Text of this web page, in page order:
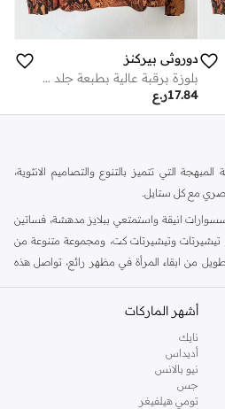
دوروثي بيركنز
بلوزة برقبة عالية بطبعة جلد الثعبان
ر.ع17.84
المبهجة التي تتميز بالتنوع والتصاميم الانثوية،
مع كل ستايل.
انيقة واستمتعي ببلايز مدهشة، فساتين
تيشيرتات وتيشيرتات كت، ومجموعة متنوعة من
من ابقاء المرأة في مظهر رائع، تواصل هذه
للعمل، البحث عن فستان مثالي للحفلات او
واستمتعي باكثر من الف ستايل من مجموعة
أشهر الماركات
نايك
أديداس
نيو بالانس
جس
تومي هيلفيغر